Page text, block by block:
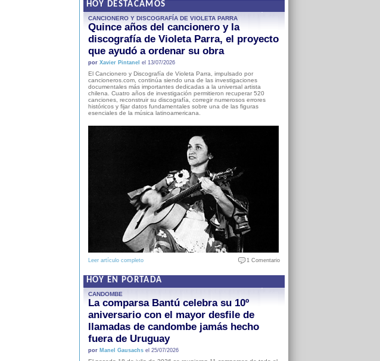
HOY DESTACAMOS
CANCIONERO Y DISCOGRAFÍA DE VIOLETA PARRA
Quince años del cancionero y la
discografía de Violeta Parra, el proyecto
que ayudó a ordenar su obra
por Xavier Pintanel el 13/07/2026
El Cancionero y Discografía de Violeta Parra, impulsado por
cancioneros.com, continúa siendo una de las investigaciones
documentales más importantes dedicadas a la universal artista
chilena. Cuatro años de investigación permitieron recuperar 520
canciones, reconstruir su discografía, corregir numerosos errores
históricos y fijar datos fundamentales sobre una de las figuras
esenciales de la música latinoamericana.
Leer artículo completo 1 Comentario
HOY EN PORTADA
CANDOMBE
La comparsa Bantú celebra su 10º
aniversario con el mayor desfile de
llamadas de candombe jamás hecho
fuera de Uruguay
por Manel Gausachsel 25/07/2026